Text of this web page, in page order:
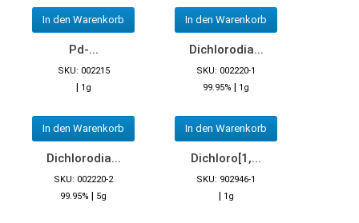
In den Warenkorb In den Warenkorb
Pd-...
SKU: 002215
| 1g
In den Warenkorb
Dichlorodia...
SKU: 002220-1
99.95% | 1g
In den Warenkorb
Dichlorodia...
SKU: 002220-2
99.95% | 5g
Dichloro[1,...
SKU: 902946-1
| 1g